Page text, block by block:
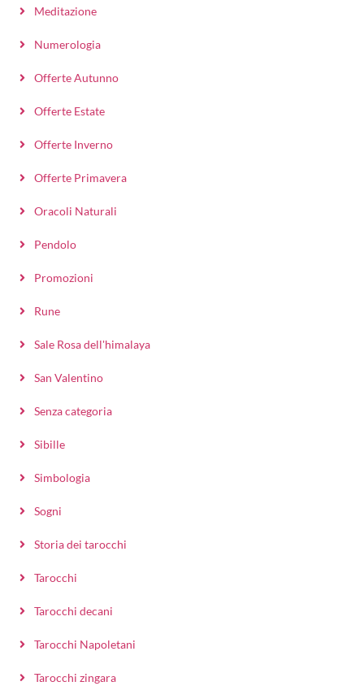
Meditazione
Numerologia
Offerte Autunno
Offerte Estate
Offerte Inverno
Offerte Primavera
Oracoli Naturali
Pendolo
Promozioni
Rune
Sale Rosa dell'himalaya
San Valentino
Senza categoria
Sibille
Simbologia
Sogni
Storia dei tarocchi
Tarocchi
Tarocchi decani
Tarocchi Napoletani
Tarocchi zingara